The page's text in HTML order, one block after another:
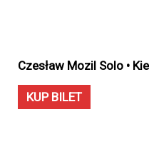
Czesław Mozil Solo •
KUP BILET